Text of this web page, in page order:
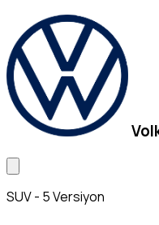
SUV - 5 Versiyon